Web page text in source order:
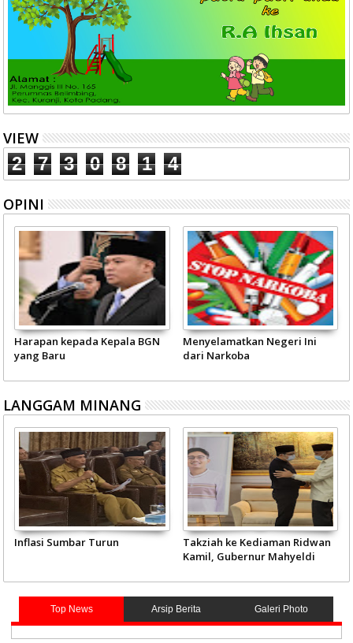
VIEW
2 7 3 0 8 1 4
OPINI
Harapan kepada Kepala BGN
yang Baru
Menyelamatkan Negeri Ini
dari Narkoba
LANGGAM MINANG
Inflasi Sumbar Turun
Takziah ke Kediaman Ridwan
Kamil, Gubernur Mahyeldi
Top News Arsip Berita Galeri Photo